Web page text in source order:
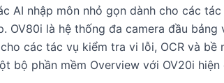
AI nhập môn nhỏ gọn dành cho các
OV80i là hệ thống đa camera đầu
các tác vụ kiểm tra vi lỗi, OCR và bề
bộ phần mềm Overview với OV20i hiện